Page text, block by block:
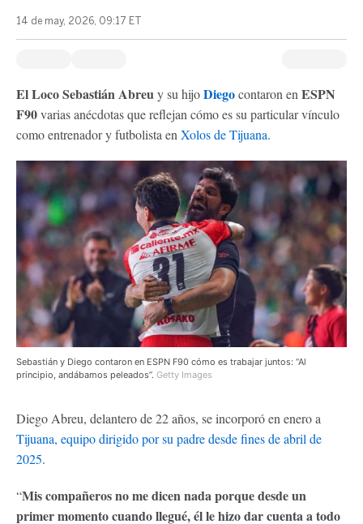
14 de may, 2026, 09:17 ET
El Loco Sebastián Abreuy su hijoDiegocontaron en ESPN
F90varias anécdotas que reflejan cómo es su particular vínculo
como entrenador y futbolista en Xolos de Tijuana.
Sebastián y Diego contaron en ESPN F90 cómo es trabajar juntos: “Al
principio, andábamos peleados”. Getty Images
Diego Abreu, delantero de 22 años, se incorporó en enero a
Tijuana, equipo dirigido por su padre desde fines de abril de
2025.
“Mis compañeros no me dicen nada porque desde un
primer momento cuando llegué, él le hizo dar cuenta a todo